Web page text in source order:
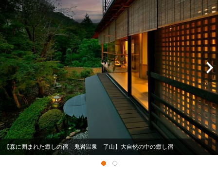
【森に囲まれた癒しの宿 鬼岩温泉 了山】大自然の中の癒し宿